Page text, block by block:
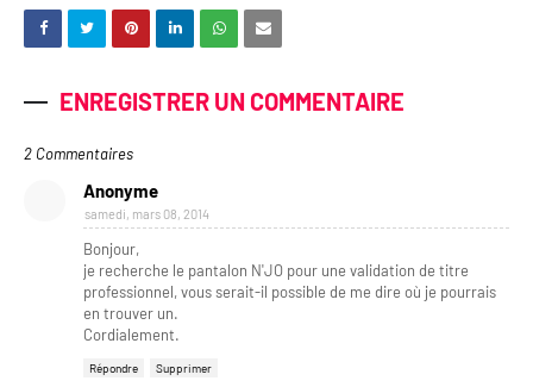
ENREGISTRER UN COMMENTAIRE
2 Commentaires
Anonyme
samedi, mars 08, 2014
Bonjour,
je recherche le pantalon N'JO pour une validation de titre
professionnel, vous serait-il possible de me dire où je pourrais
en trouver un.
Cordialement.
Répondre Supprimer